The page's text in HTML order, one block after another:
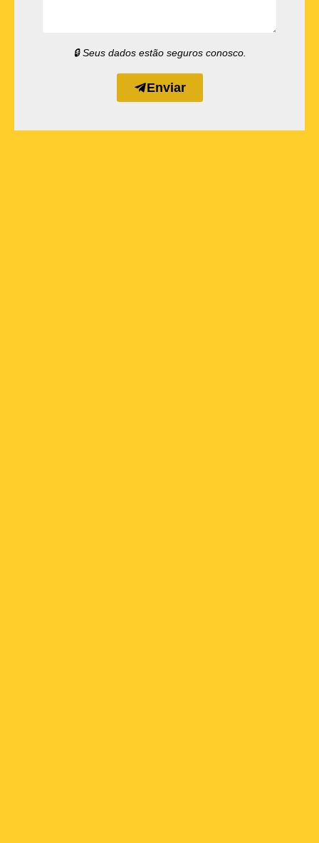
🔒 Seus dados estão seguros conosco.
Enviar